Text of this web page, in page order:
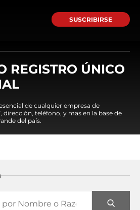
SUSCRIBIRSE
REGISTRO ÚNICO
de cualquier empresa de
dirección, teléfono, y mas en la base de
del país.